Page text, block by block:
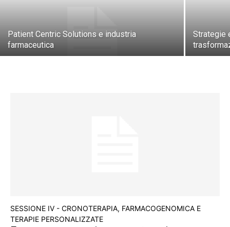
Patient Centric Solutions e industria
farmaceutica
Strategie
SESSIONE IV - CRONOTERAPIA, FARMACOGENOMICA E
TERAPIE PERSONALIZZATE